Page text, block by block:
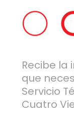
Recibe la
que
Servicio
Cuatro